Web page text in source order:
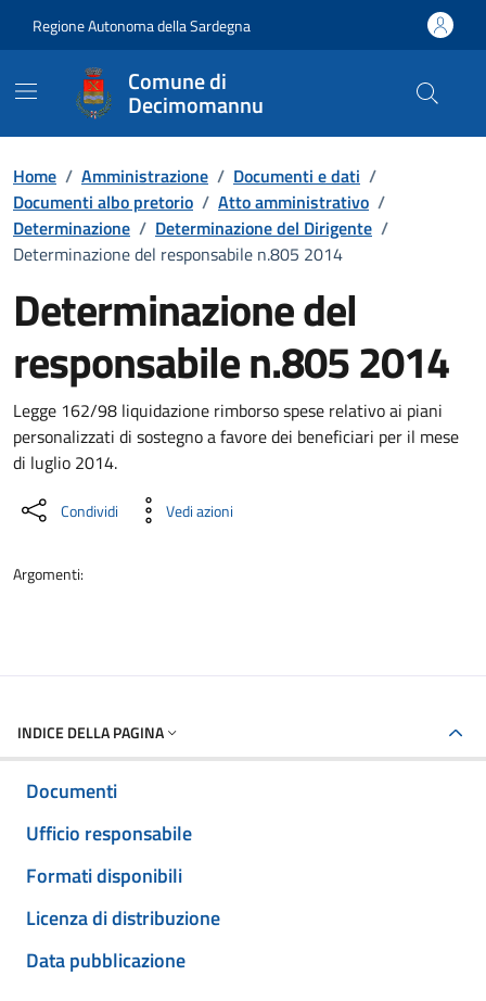
Regione Autonoma della Sardegna
Comune di
Decimomannu
Home / Amministrazione / Documenti e dati /
Documenti albo pretorio / Atto amministrativo /
Determinazione / Determinazione del Dirigente /
Determinazione del responsabile n.805 2014
Determinazione del
responsabile n.805 2014
Dettaglio del documento
Legge 162/98 liquidazione rimborso spese relativo ai piani
personalizzati di sostegno a favore dei beneficiari per il mese
di luglio 2014.
Condividi Vedi azioni
Argomenti:
INDICE DELLA PAGINA
Documenti
Ufficio responsabile
Formati disponibili
Licenza di distribuzione
Data pubblicazione